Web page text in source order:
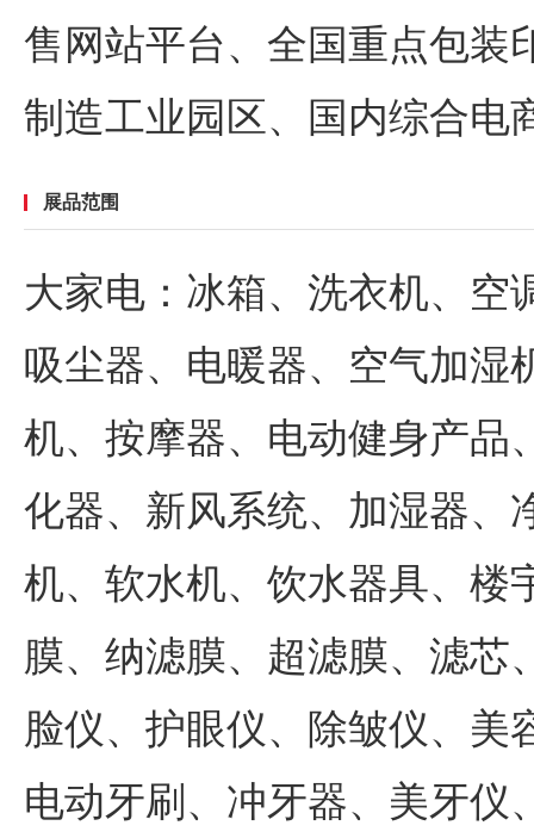
售网站平台、全国重点包
制造工业园区、国内综合
展品范围
大家电：冰箱、洗衣机、空
吸尘器、电暖器、空气加湿
机、按摩器、电动健身产品
化器、新风系统、加湿器、
机、软水机、饮水器具、楼
膜、纳滤膜、超滤膜、滤芯
脸仪、护眼仪、除皱仪、
电动牙刷、冲牙器、美牙仪